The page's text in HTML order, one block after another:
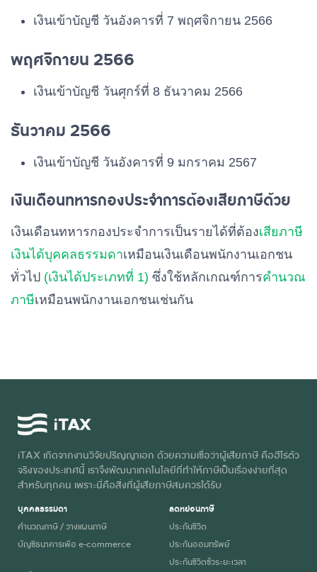
เงินเข้าบัญชี วันอังคารที่ 7 พฤศจิกายน 2566
พฤศจิกายน 2566
เงินเข้าบัญชี วันศุกร์ที่ 8 ธันวาคม 2566
ธันวาคม 2566
เงินเข้าบัญชี วันอังคารที่ 9 มกราคม 2567
เงินเดือนทหารกองประจำการต้องเสียภาษีด้วย
เงินเดือนทหารกองประจำการเป็นรายได้ที่ต้องเสียภาษี
เงินได้บุคคลธรรมดาเหมือนเงินเดือนพนักงานเอกชน
ทั่วไป (เงินได้ประเภทที่ 1) ซึ่งใช้หลักเกณฑ์การคำนวณ
ภาษีเหมือนพนักงานเอกชนเช่นกัน
iTAX เกิดจากงานวิจัยปริญญาเอก ด้วยความเชื่อว่าผู้เสียภาษี คือฮีโร่ตัว
จริงของประเทศนี้ เราจึงพัฒนาเทคโนโลยีที่ทำให้ภาษีเป็นเรื่องง่ายที่สุด
สำหรับทุกคน เพราะนี่คือสิ่งที่ผู้เสียภาษีสมควรได้รับ
บุคคลธรรมดา
คำนวณภาษี / วางแผนภาษี
บัญชีธนาคารเพื่อ e-commerce
ลดหย่อนภาษี
ประกันชีวิต
ประกันออมทรัพย์
ประกันชีวิตชั่วระยะเวลา